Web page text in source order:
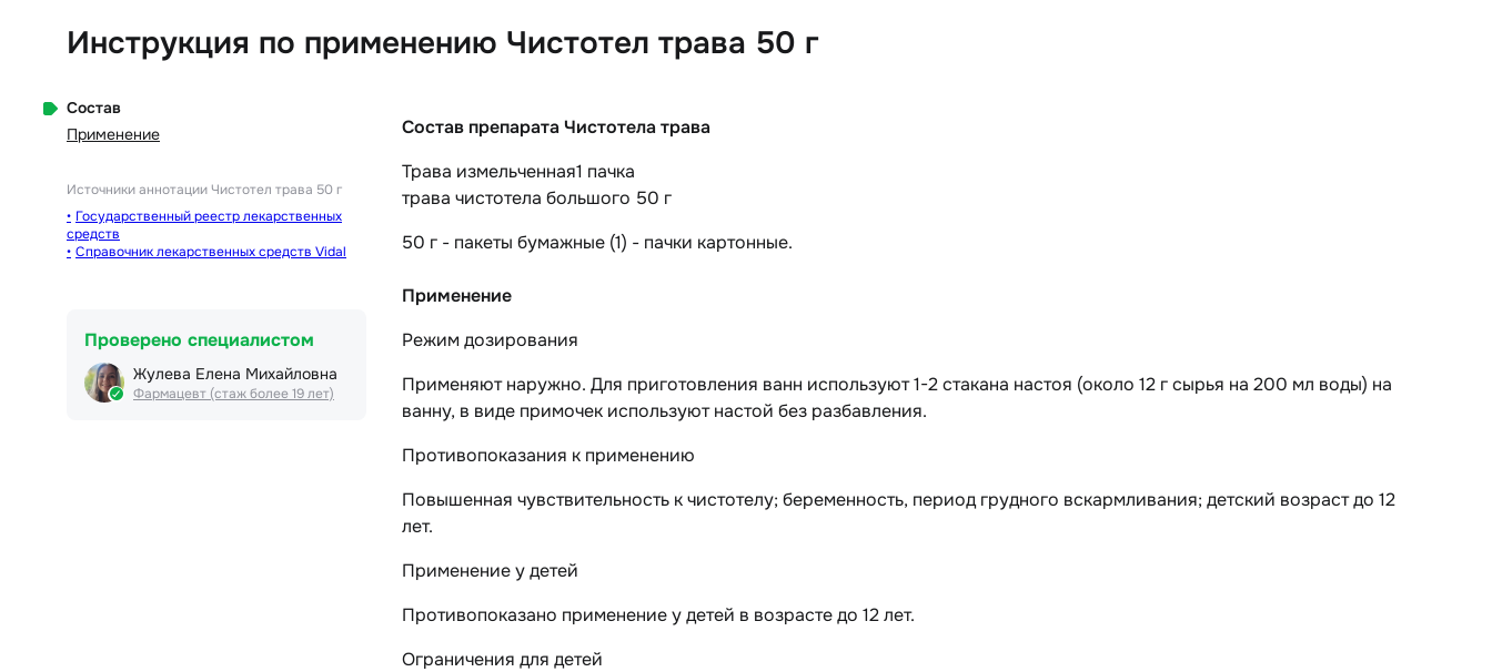
Инструкция по применению Чистотел трава 50 г
Состав
Применение
Источники аннотацииЧистотел трава 50 г
Государственный реестр лекарственных
средств
Справочник лекарственных средств Vidal
Проверено специалистом
Жулева Елена Михайловна
Фармацевт (стаж более 19 лет)
Состав препарата Чистотела трава
Трава измельченная1 пачка
трава чистотела большого 50 г
50 г - пакеты бумажные (1) - пачки картонные.
Применение
Режим дозирования
Применяют наружно. Для приготовления ванн используют 1-2 стакана настоя (около 12 г сырья на 200 мл воды) на
ванну, в виде примочек используют настой без разбавления.
Противопоказания к применению
Повышенная чувствительность к чистотелу; беременность, период грудного вскармливания; детский возраст до 12
лет.
Применение у детей
Противопоказано применение у детей в возрасте до 12 лет.
Ограничения для детей